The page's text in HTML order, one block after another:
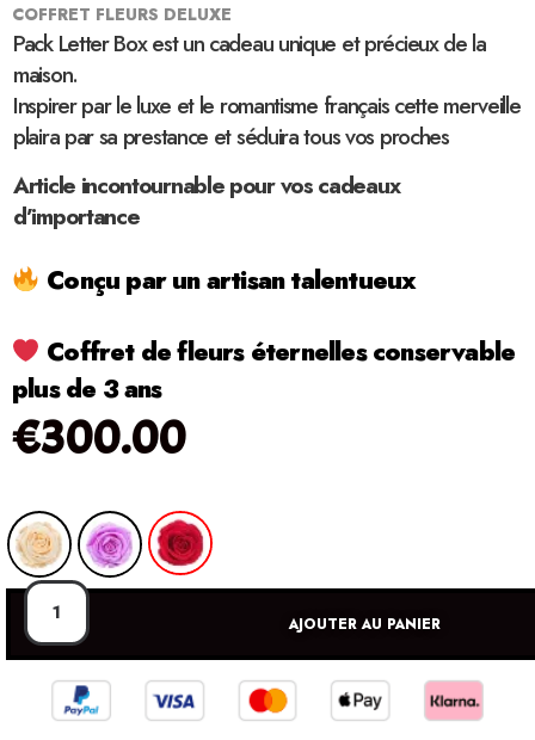
COFFRET FLEURS DELUXE
Pack Letter Box est un cadeau unique et précieux de la
maison.
Inspirer par le luxe et le romantisme français cette merveille
plaira par sa prestance et séduira tous vos proches
Article incontournable pour vos cadeaux
d’importance
Conçu par un artisan talentueux
Coffret de fleurs éternelles conservable
plus de 3 ans
€300.00
AJOUTER AU PANIER